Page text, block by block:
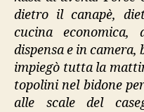
dietro il canapè,
cucina economica,
dispensa e in camera,
impiegò tutta la
topolini nel bidone
alle scale del